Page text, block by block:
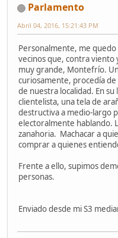
Parlamento
Abril 04, 2016, 15:21:43 PM
Personalmente, me
vecinos que, contra
muy grande, Montefrío.
curiosamente, procedía
de nuestra localidad. En
clientelista, una tela de
destructiva a medio-largo
electoralmente hablando.
zanahoria. Machacar a
comprar a quienes
Frente a ello, supimos
personas.
Enviado desde mi S3